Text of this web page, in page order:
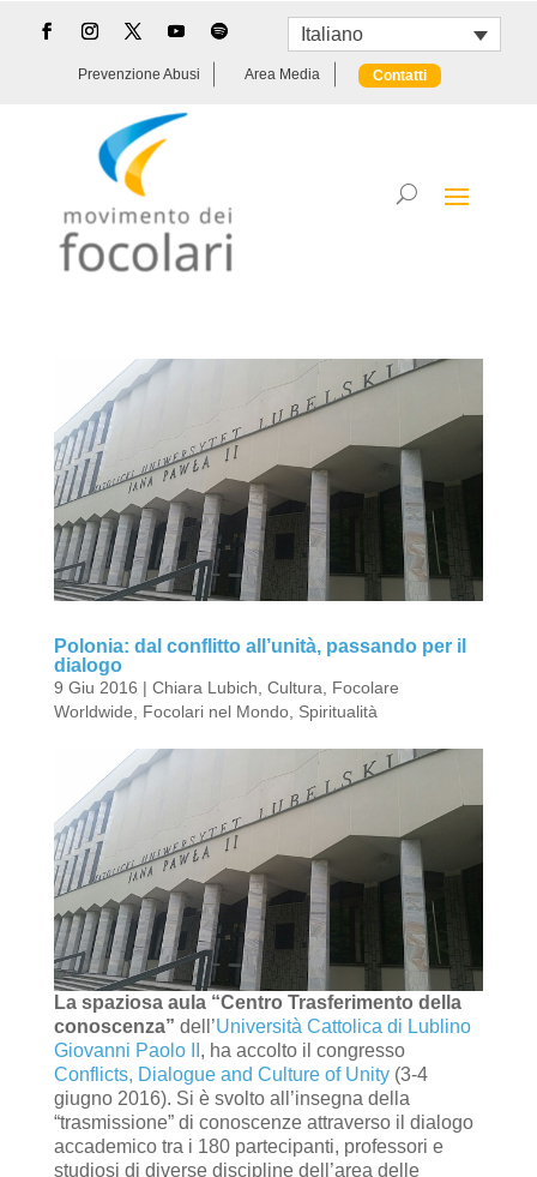
Italiano
Prevenzione Abusi Area Media Contatti
Polonia: dal conflitto all’unità, passando per il
dialogo
9 Giu 2016 | Chiara Lubich, Cultura, Focolare
Worldwide, Focolari nel Mondo, Spiritualità
La spaziosa aula “Centro Trasferimento della
conoscenza” dell’Università Cattolica di Lublino
Giovanni Paolo II , ha accolto il congresso
Conflicts, Dialogue and Culture of Unity(3-4
giugno 2016). Si è svolto all’insegna della
“trasmissione” di conoscenze attraverso il dialogo
accademico tra i 180 partecipanti, professori e
studiosi di diverse discipline dell’area delle